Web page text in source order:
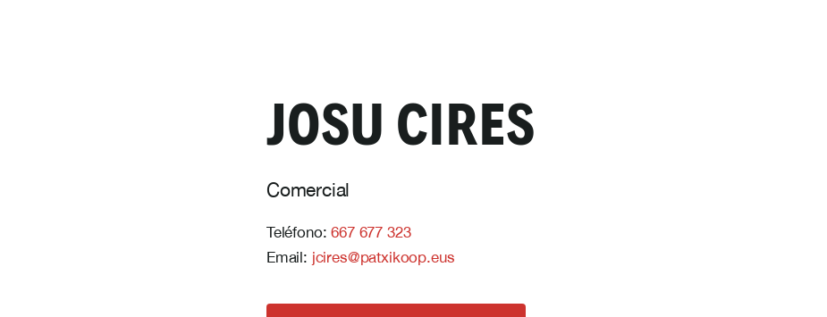
JOSU CIRES
Comercial
Teléfono:667 677 323
Email: jcires@patxikoop.eus